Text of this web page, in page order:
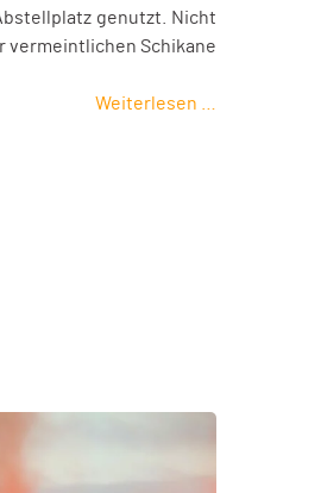
genutzt. Nicht
vermeintlichen Schikane
Weiterlesen …